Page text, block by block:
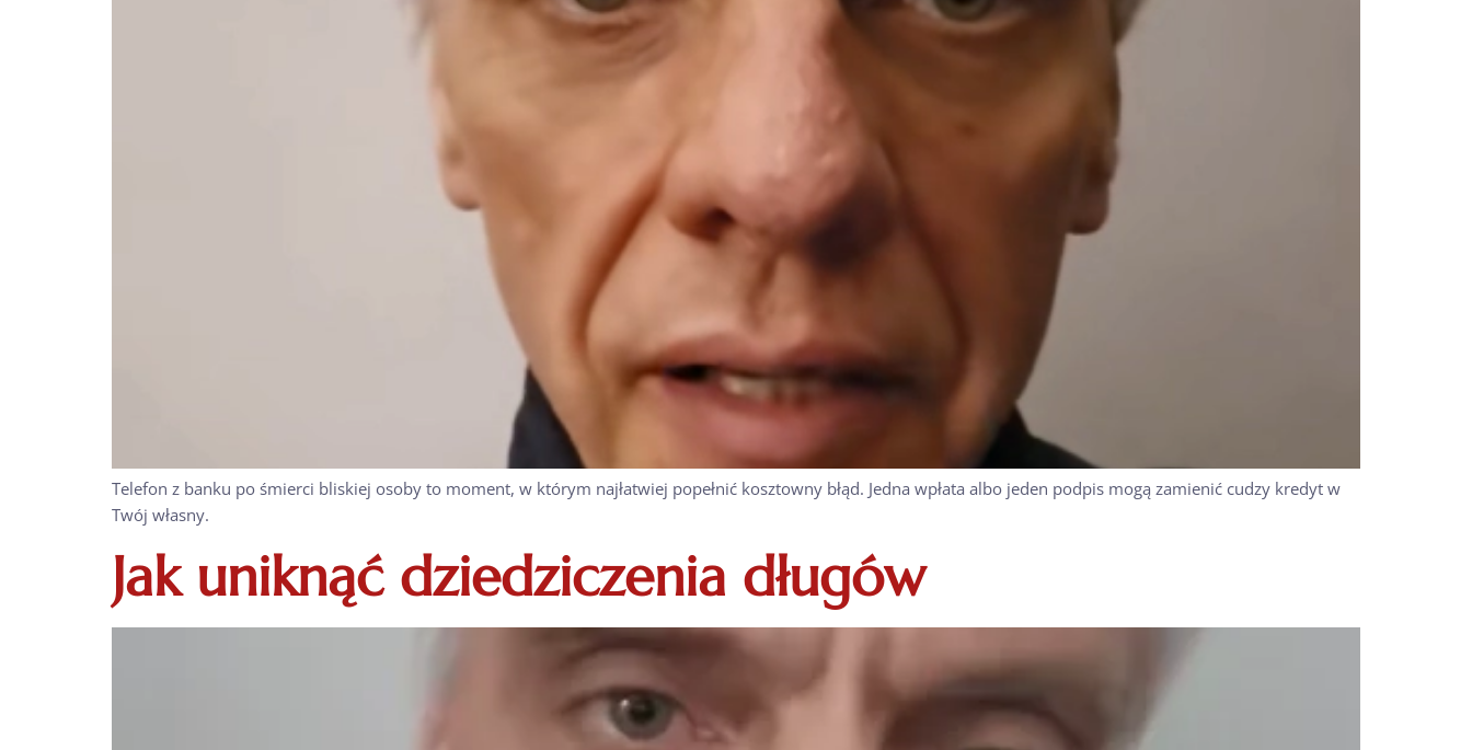
Telefon z banku po śmierci bliskiej osoby to moment, w którym najłatwiej popełnić kosztowny błąd. Jedna wpłata albo jeden podpis mogą zamienić cudzy kredyt w
Twój własny.
Jak uniknąć dziedziczenia długów